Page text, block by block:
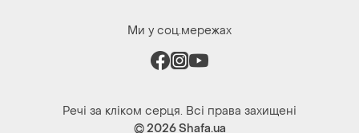
Ми у соц.мережах
Речі за кліком серця. Всі права захищені
© 2026Shafa.ua